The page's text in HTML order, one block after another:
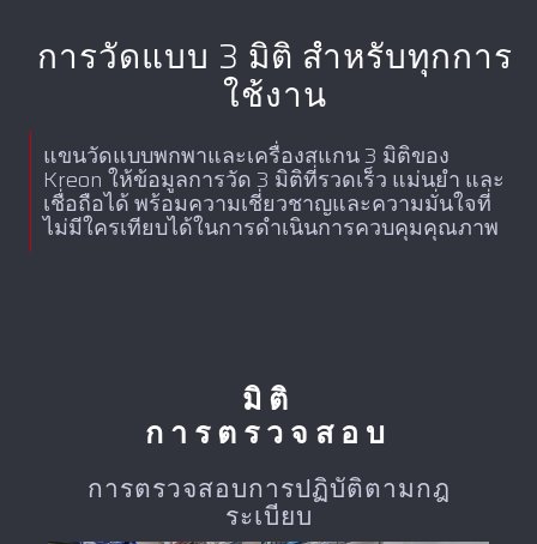
การวัดแบบ 3 มิติ สำหรับทุกการ
ใช้งาน
แขนวัดแบบพกพาและเครื่องสแกน 3 มิติของ
Kreon ให้ข้อมูลการวัด 3 มิติที่รวดเร็ว แม่นยำ และ
เชื่อถือได้ พร้อมความเชี่ยวชาญและความมั่นใจที่
ไม่มีใครเทียบได้ในการดำเนินการควบคุมคุณภาพ
มิติ
การตรวจสอบ
การตรวจสอบการปฏิบัติตามกฎ
ระเบียบ